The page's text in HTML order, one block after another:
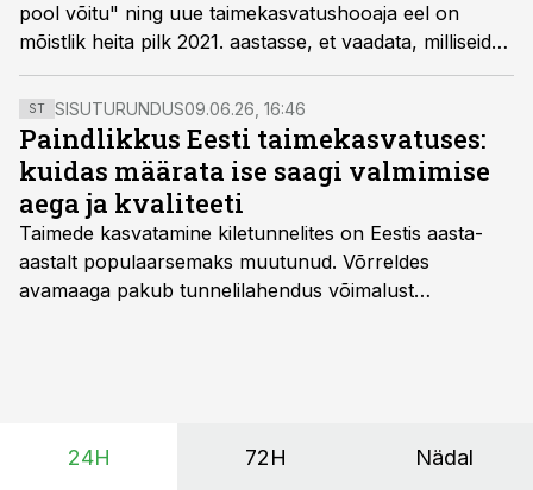
pool võitu" ning uue taimekasvatushooaja eel on
mõistlik heita pilk 2021. aastasse, et vaadata, milliseid
tulemusi näitasid eelneva aasta erinevad põldkatsed ja
kasvatustehnoloogiad.
ST SISUTURUNDUS09.06.26, 16:46
Paindlikkus Eesti taimekasvatuses:
kuidas määrata ise saagi valmimise
aega ja kvaliteeti
Taimede kasvatamine kiletunnelites on Eestis aasta-
aastalt populaarsemaks muutunud. Võrreldes
avamaaga pakub tunnelilahendus võimalust
24H 72H Nädal